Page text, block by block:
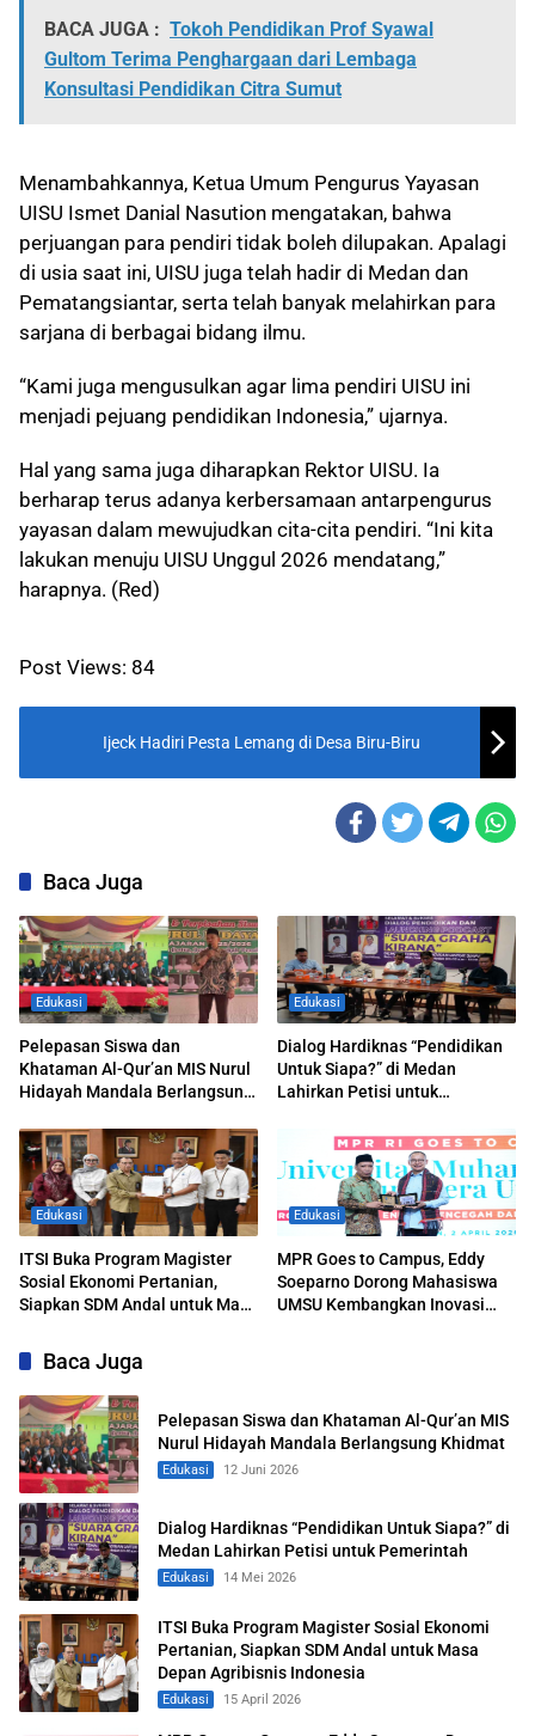
BACA JUGA : Tokoh Pendidikan Prof Syawal
Gultom Terima Penghargaan dari Lembaga
Konsultasi Pendidikan Citra Sumut
Menambahkannya, Ketua Umum Pengurus Yayasan
UISU Ismet Danial Nasution mengatakan, bahwa
perjuangan para pendiri tidak boleh dilupakan. Apalagi
di usia saat ini, UISU juga telah hadir di Medan dan
Pematangsiantar, serta telah banyak melahirkan para
sarjana di berbagai bidang ilmu.
“Kami juga mengusulkan agar lima pendiri UISU ini
menjadi pejuang pendidikan Indonesia,” ujarnya.
Hal yang sama juga diharapkan Rektor UISU. Ia
berharap terus adanya kerbersamaan antarpengurus
yayasan dalam mewujudkan cita-cita pendiri. “Ini kita
lakukan menuju UISU Unggul 2026 mendatang,”
harapnya. (Red)
Post Views: 84
Ijeck Hadiri Pesta Lemang di Desa Biru-Biru
Baca Juga
Edukasi
Pelepasan Siswa dan
Khataman Al-Qur’an MIS Nurul
Hidayah Mandala Berlangsung
Edukasi
Dialog Hardiknas “Pendidikan
Untuk Siapa?” di Medan
Lahirkan Petisi untuk
Edukasi
ITSI Buka Program Magister
Sosial Ekonomi Pertanian,
Siapkan SDM Andal untuk Masa
Edukasi
MPR Goes to Campus, Eddy
Soeparno Dorong Mahasiswa
UMSU Kembangkan Inovasi
Baca Juga
Pelepasan Siswa dan Khataman Al-Qur’an MIS
Nurul Hidayah Mandala Berlangsung Khidmat
Edukasi 12 Juni 2026
Dialog Hardiknas “Pendidikan Untuk Siapa?” di
Medan Lahirkan Petisi untuk Pemerintah
Edukasi 14 Mei 2026
ITSI Buka Program Magister Sosial Ekonomi
Pertanian, Siapkan SDM Andal untuk Masa
Depan Agribisnis Indonesia
Edukasi 15 April 2026